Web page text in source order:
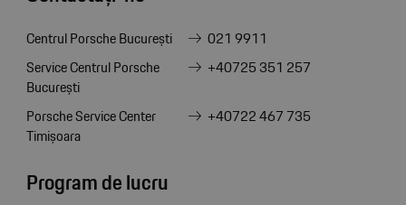
Centrul Porsche București
021 9911
Service Centrul Porsche
București
+40725 351 257
Porsche Service Center
Timișoara
+40722 467 735
Program de lucru